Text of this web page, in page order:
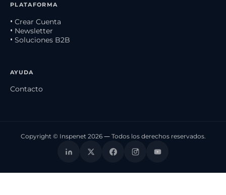
PLATAFORMA
• Crear Cuenta
• Newsletter
• Soluciones B2B
AYUDA
Contacto
Copyright © Inspenet 2026 — Todos los derechos reservados.